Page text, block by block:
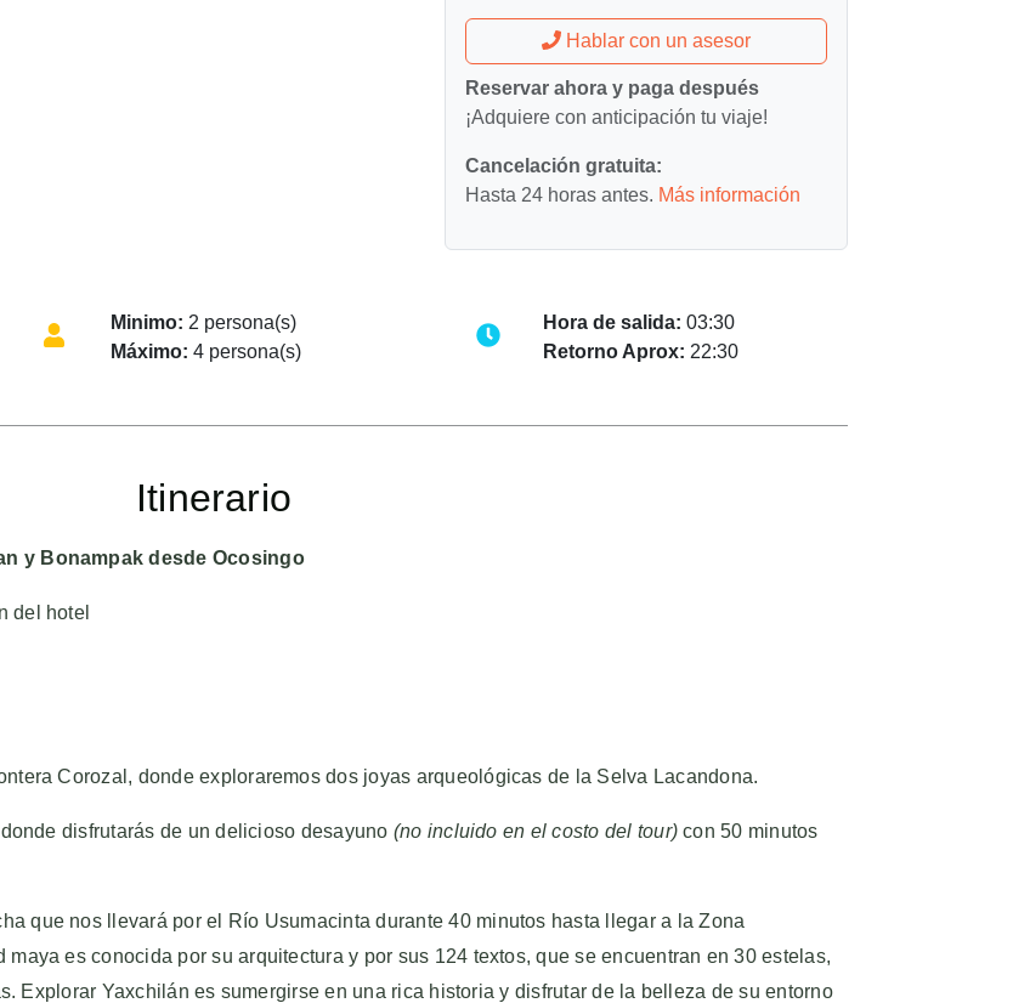
Hablar con un asesor
Reservar ahora y paga después
¡Adquiere con anticipación tu viaje!
Cancelación gratuita:
Hasta 24 horas antes. Más información
Minimo: 2 persona(s)
Máximo:4 persona(s)
Hora de salida:03:30
Retorno Aprox: 22:30
Itinerario
y Bonampak desde Ocosingo
del hotel
Corozal, donde exploraremos dos joyas arqueológicas de la Selva Lacandona.
disfrutarás de un delicioso desayuno (no incluido en el costo del tour) con 50 minutos
que nos llevará por el Río Usumacinta durante 40 minutos hasta llegar a la Zona
es conocida por su arquitectura y por sus 124 textos, que se encuentran en 30 estelas,
Explorar Yaxchilán es sumergirse en una rica historia y disfrutar de la belleza de su entorno